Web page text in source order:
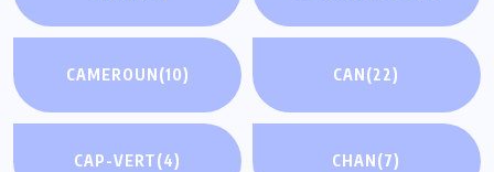
CAMEROUN(10) CAN(22)
CAP-VERT(4) CHAN(7)